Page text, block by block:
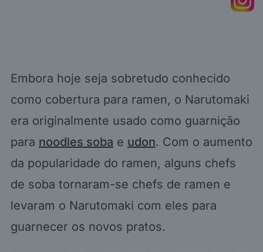
Embora hoje seja sobretudo conhecido
como cobertura para ramen, o Narutomaki
era originalmente usado como guarnição
para noodles soba e udon. Com o aumento
da popularidade do ramen, alguns chefs
de soba tornaram-se chefs de ramen e
levaram o Narutomaki com eles para
guarnecer os novos pratos.